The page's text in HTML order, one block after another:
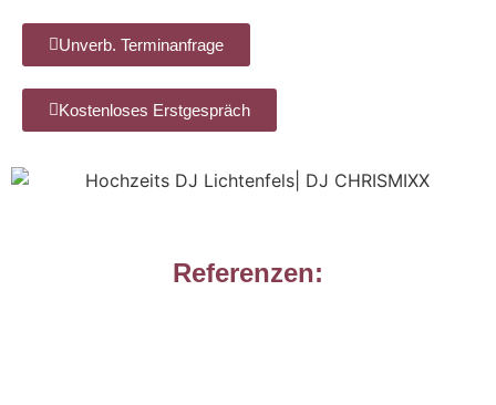
Unverb. Terminanfrage
Kostenloses Erstgespräch
Referenzen: